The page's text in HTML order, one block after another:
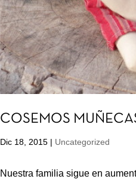
COSEMOS
Dic 18, 2015 | Uncategorized
Nuestra familia sigue en